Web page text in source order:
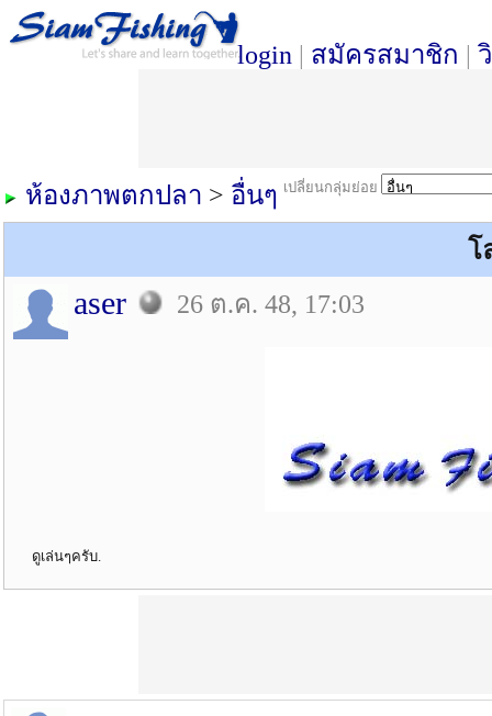
login | สมัครสมาชิก |
เปลี่ยนกลุ่มย่อย
ห้องภาพตกปลา > อื่นๆ
โ
aser 26 ต.ค. 48, 17:03
ดูเล่นๆครับ.